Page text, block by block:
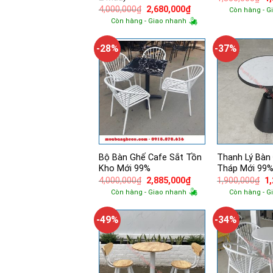
4,000,000₫ Giá
gốc
là:
2,680,000₫Giá
hiện
tại
2,680,000₫.
Còn hàng - Giao nhanh
là:
Còn hàng -
-28%
Bộ Bàn Ghế Cafe Sắt Tồn
Kho Mới 99%
4,000,000₫ Giá
gốc
là:
2,885,000₫Giá
hiện
tại
2,885,000₫.
Còn hàng - Giao nhanh
-37%
Thanh Lý
Tháp Mới 99%
1,900,000₫
là:
Còn hàng -
-49% -34%